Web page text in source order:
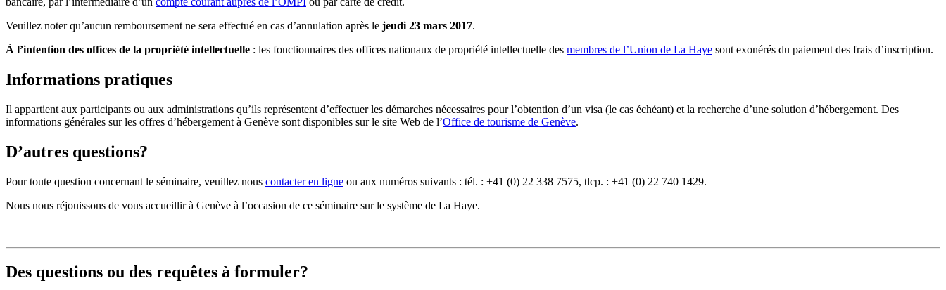
Veuillez noter qu’aucun remboursement ne sera effectué en cas d’annulation après le jeudi 23 mars 2017.
À l’intention des offices de la propriété intellectuelle : les fonctionnaires des offices nationaux de propriété intellectuelle des membres de l’Union de La Haye sont exonérés du paiement des frais d’inscription.
Informations pratiques
Il appartient aux participants ou aux administrations qu’ils représentent d’effectuer les démarches nécessaires pour l’obtention d’un visa (le cas échéant) et la recherche d’une solution d’hébergement. Des
informations générales sur les offres d’hébergement à Genève sont disponibles sur le site Web de l’Office de tourisme de Genève.
D’autres questions?
Pour toute question concernant le séminaire, veuillez nous contacter en ligne ou aux numéros suivants : tél. : +41 (0) 22 338 7575, tlcp. : +41 (0) 22 740 1429.
Nous nous réjouissons de vous accueillir à Genève à l’occasion de ce séminaire sur le système de La Haye.
Des questions ou des requêtes à formuler?